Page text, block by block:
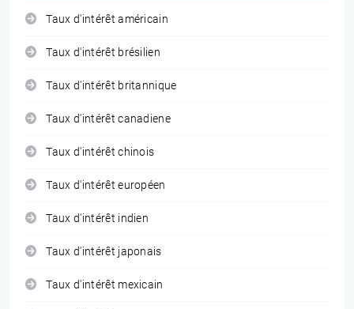
Taux d'intérêt américain
Taux d'intérêt brésilien
Taux d'intérêt britannique
Taux d'intérêt canadiene
Taux d'intérêt chinois
Taux d'intérêt européen
Taux d'intérêt indien
Taux d'intérêt japonais
Taux d'intérêt mexicain